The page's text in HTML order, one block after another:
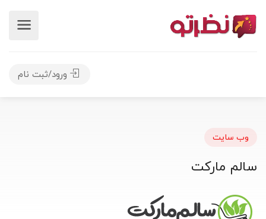
ورود/ثبت نام
وب سایت
سالم مارکت